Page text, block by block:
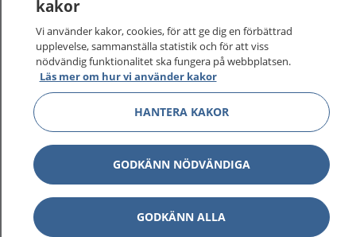
sjukdomar och vilka mottagningar du kan kontakta.
Logga in för att läsa din journal och göra dina
vårdärenden. Ring telefonnummer 1177 för
sjukvårdsrådgivning dygnet runt.
1177 ger dig råd när du vill må bättre.
1177 på flera språk
kakor
Vi använder kakor, cookies, för att ge dig en förbättrad
upplevelse, sammanställa statistik och för att viss
nödvändig funktionalitet ska fungera på webbplatsen.
Läs mer om hur vi använder kakor
HANTERA KAKOR
GODKÄNN NÖDVÄNDIGA
GODKÄNN ALLA